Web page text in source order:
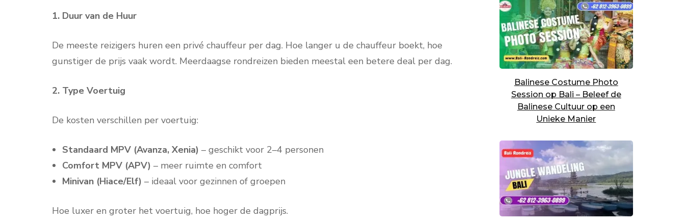
1. Duur van de Huur
De meeste reizigers huren een privé chauffeur per dag. Hoe langer u de chauffeur boekt, hoe
gunstiger de prijs vaak wordt. Meerdaagse rondreizen bieden meestal een betere deal per dag.
2. Type Voertuig
De kosten verschillen per voertuig:
Standaard MPV (Avanza, Xenia) – geschikt voor 2–4 personen
Comfort MPV (APV) – meer ruimte en comfort
Minivan (Hiace/Elf) – ideaal voor gezinnen of groepen
Hoe luxer en groter het voertuig, hoe hoger de dagprijs.
Balinese Costume Photo
Session op Bali – Beleef de
Balinese Cultuur op een
Unieke Manier